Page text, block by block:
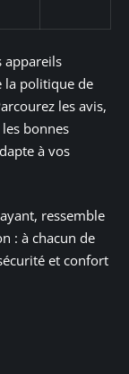
appareils
la politique de
les avis,
bonnes
à vos
ressemble
: à chacun de
et confort